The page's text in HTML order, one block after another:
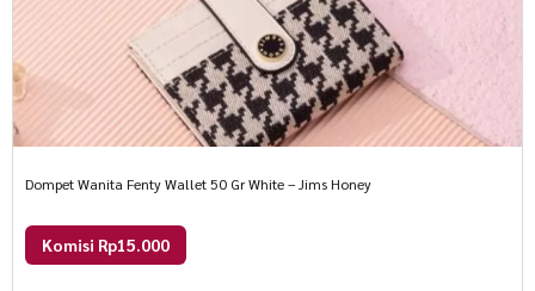
Dompet Wanita Fenty Wallet 50 Gr White – Jims Honey
Komisi Rp15.000